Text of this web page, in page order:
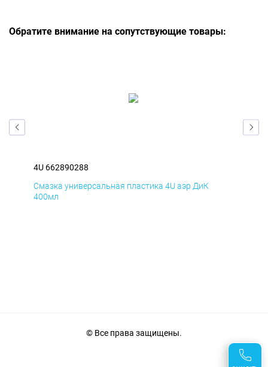
Обратите внимание на сопутствующие товары:
4U 662890288
Смазка универсальная пластика 4U аэр ДиК
400мл
© Все права защищены.